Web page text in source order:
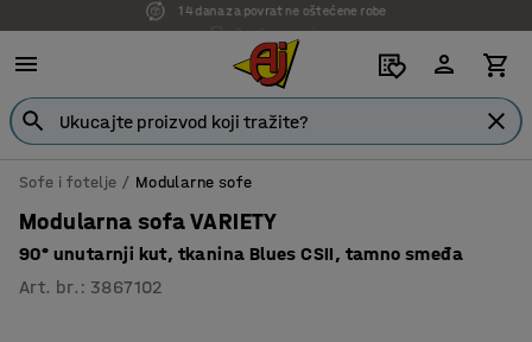
7 godina garancije
Sofe i fotelje Modularne sofe
Modularna sofa VARIETY
90° unutarnji kut, tkanina Blues CSII, tamno smeđa
Art. br. : 3867102